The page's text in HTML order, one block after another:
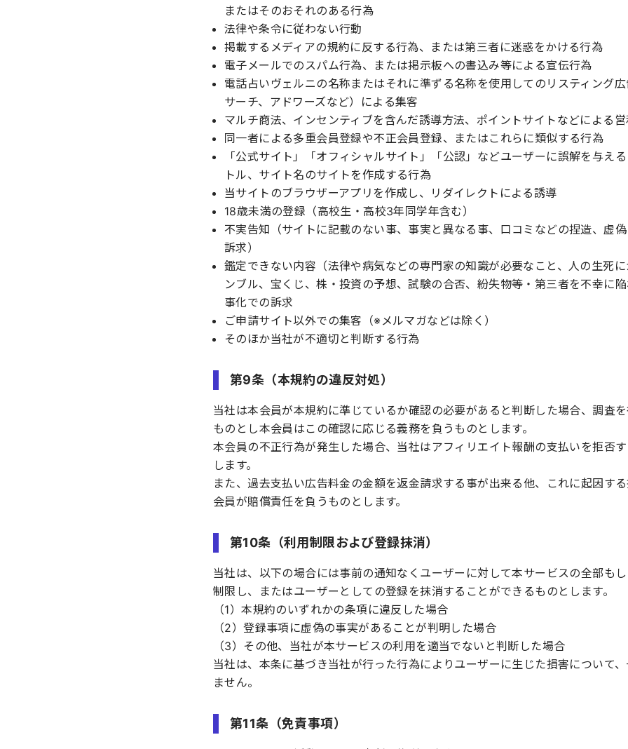
またはそのおそれのある行為
法律や条令に従わない行動
掲載するメディアの規約に反する行為、または第三者に迷惑をかける行為
電子メールでのスパム行為、または掲示板への書込み等による宣伝行為
電話占いヴェルニの名称またはそれに準ずる名称を使用してのリスティング
サーチ、アドワーズなど）による集客
マルチ商法、インセンティブを含んだ誘導方法、ポイントサイトなどによる
同一者による多重会員登録や不正会員登録、またはこれらに類似する行為
「公式サイト」「オフィシャルサイト」「公認」などユーザーに誤解を与え
トル、サイト名のサイトを作成する行為
当サイトのブラウザーアプリを作成し、リダイレクトによる誘導
18歳未満の登録（高校生・高校3年同学年含む）
不実告知（サイトに記載のない事、事実と異なる事、口コミなどの捏造、虚
訴求）
鑑定できない内容（法律や病気などの専門家の知識が必要なこと、人の生死
ンブル、宝くじ、株・投資の予想、試験の合否、紛失物等・第三者を不幸に
事化での訴求
ご申請サイト以外での集客（※メルマガなどは除く）
そのほか当社が不適切と判断する行為
第9条（本規約の違反対処）
当社は本会員が本規約に準じているか確認の必要があると判断した場合、調査
ものとし本会員はこの確認に応じる義務を負うものとします。
本会員の不正行為が発生した場合、当社はアフィリエイト報酬の支払いを拒否
します。
また、過去支払い広告料金の金額を返金請求する事が出来る他、これに起因す
会員が賠償責任を負うものとします。
第10条（利用制限および登録抹消）
当社は、以下の場合には事前の通知なくユーザーに対して本サービスの全部も
制限し、またはユーザーとしての登録を抹消することができるものとします。
（1）本規約のいずれかの条項に違反した場合
（2）登録事項に虚偽の事実があることが判明した場合
（3）その他、当社が本サービスの利用を適当でないと判断した場合
当社は、本条に基づき当社が行った行為によりユーザーに生じた損害について
ません。
第11条（免責事項）